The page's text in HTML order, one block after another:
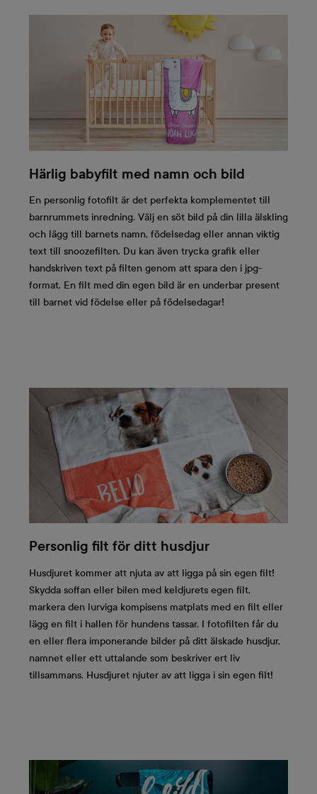
Härlig babyfilt med namn och bild
En personlig fotofilt är det perfekta komplementet till
barnrummets inredning. Välj en söt bild på din lilla älskling
och lägg till barnets namn, födelsedag eller annan viktig
text till snoozefilten. Du kan även trycka grafik eller
handskriven text på filten genom att spara den i jpg-
format. En filt med din egen bild är en underbar present
till barnet vid födelse eller på födelsedagar!
Personlig filt för ditt husdjur
Husdjuret kommer att njuta av att ligga på sin egen filt!
Skydda soffan eller bilen med keldjurets egen filt,
markera den lurviga kompisens matplats med en filt eller
lägg en filt i hallen för hundens tassar. I fotofilten får du
en eller flera imponerande bilder på ditt älskade husdjur,
namnet eller ett uttalande som beskriver ert liv
tillsammans. Husdjuret njuter av att ligga i sin egen filt!